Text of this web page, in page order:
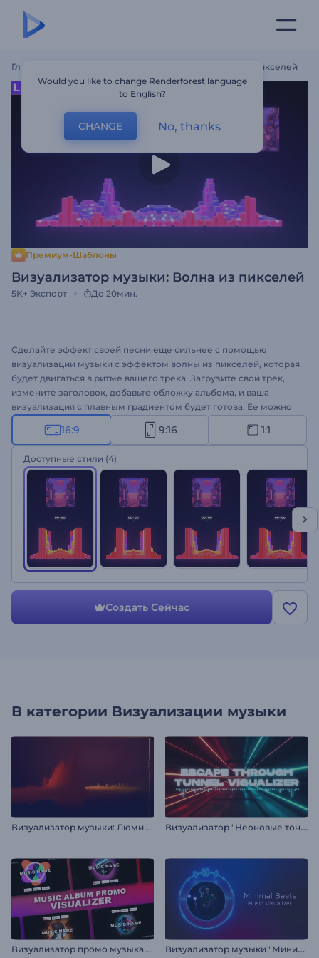
Главная Визуализатор Музыки: Волна Из Пикселей
Премиум-Шаблоны
Визуализатор музыки: Волна из пикселей
5K+ Экспорт До 20мин.
Сделайте эффект своей песни еще сильнее с помощью
визуализации музыки с эффектом волны из пикселей, которая
будет двигаться в ритме вашего трека. Загрузите свой трек,
измените заголовок, добавьте обложку альбома, и ваша
визуализация с плавным градиентом будет готова. Ее можно
использовать для создания музыкальных видео, промо для
релиза альбома или сингла и других музыкальных проектов.
Создайте свою визуализацию!
16:9 9:16 1:1
Доступные стили (4)
Создать Сейчас
В категории Визуализации музыки
В
изуализатор музыки: Люминанс В
изуализатор "Неоновые тоннели"
В
изуализатор промо музыкальных альбомов В
изуализатор музыки "Минимальные биты"
Would you like to change Renderforest language
to English?
CHANGE No, thanks